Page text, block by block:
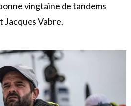
vingtaine de tandems
Jacques Vabre.